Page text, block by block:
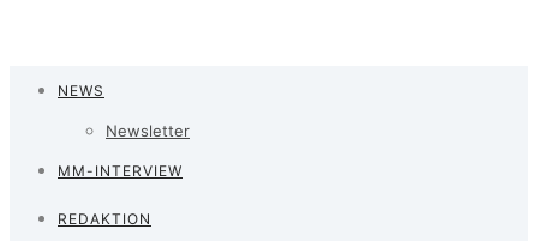
NEWS
Newsletter
MM-INTERVIEW
REDAKTION